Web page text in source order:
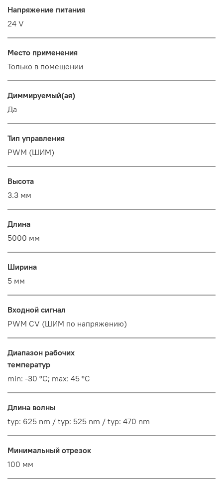
Напряжение питания
24 V
Место применения
Только в помещении
Диммируемый(ая)
Да
Тип управления
PWM (ШИМ)
Высота
3.3 мм
Длина
5000 мм
Ширина
5 мм
Входной сигнал
PWM СV (ШИМ по напряжению)
Диапазон рабочих
температур
min: -30 °C; max: 45 °C
Длина волны
typ: 625 nm / typ: 525 nm / typ: 470 nm
Минимальный отрезок
100 мм